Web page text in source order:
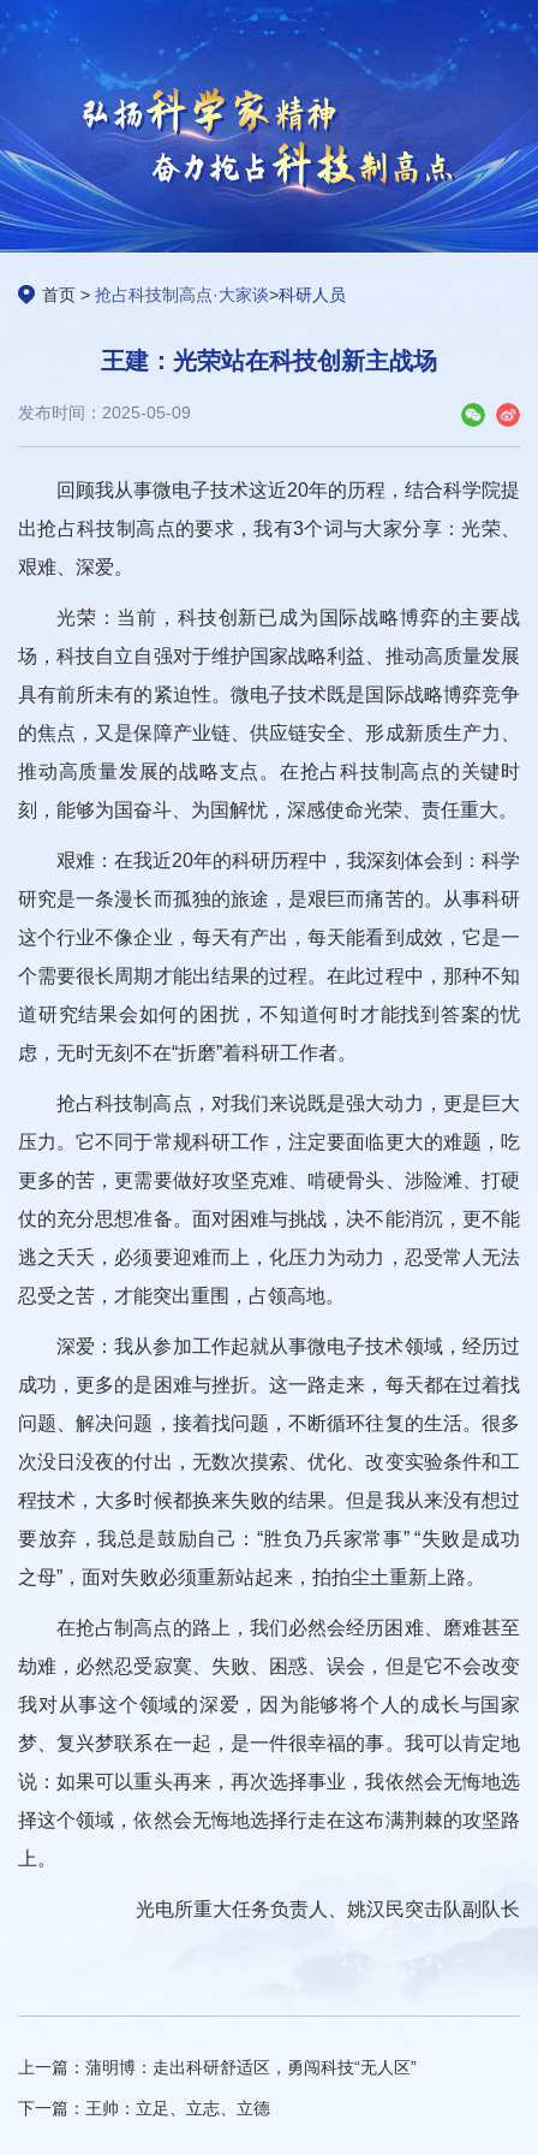
首页 > 抢占科技制高点·大家谈>科研人员
王建：光荣站在科技创新主战场
发布时间：2025-05-09
回顾我从事微电子技术这近20年的历程，结合科学院提
出抢占科技制高点的要求，我有3个词与大家分享：光荣、
艰难、深爱。
光荣：当前，科技创新已成为国际战略博弈的主要战
场，科技自立自强对于维护国家战略利益、推动高质量发展
具有前所未有的紧迫性。微电子技术既是国际战略博弈竞争
的焦点，又是保障产业链、供应链安全、形成新质生产力、
推动高质量发展的战略支点。在抢占科技制高点的关键时
刻，能够为国奋斗、为国解忧，深感使命光荣、责任重大。
艰难：在我近20年的科研历程中，我深刻体会到：科学
研究是一条漫长而孤独的旅途，是艰巨而痛苦的。从事科研
这个行业不像企业，每天有产出，每天能看到成效，它是一
个需要很长周期才能出结果的过程。在此过程中，那种不知
道研究结果会如何的困扰，不知道何时才能找到答案的忧
虑，无时无刻不在“折磨”着科研工作者。
抢占科技制高点，对我们来说既是强大动力，更是巨大
压力。它不同于常规科研工作，注定要面临更大的难题，吃
更多的苦，更需要做好攻坚克难、啃硬骨头、涉险滩、打硬
仗的充分思想准备。面对困难与挑战，决不能消沉，更不能
逃之夭夭，必须要迎难而上，化压力为动力，忍受常人无法
忍受之苦，才能突出重围，占领高地。
深爱：我从参加工作起就从事微电子技术领域，经历过
成功，更多的是困难与挫折。这一路走来，每天都在过着找
问题、解决问题，接着找问题，不断循环往复的生活。很多
次没日没夜的付出，无数次摸索、优化、改变实验条件和工
程技术，大多时候都换来失败的结果。但是我从来没有想过
要放弃，我总是鼓励自己：“胜负乃兵家常事” “失败是成功
之母”，面对失败必须重新站起来，拍拍尘土重新上路。
在抢占制高点的路上，我们必然会经历困难、磨难甚至
劫难，必然忍受寂寞、失败、困惑、误会，但是它不会改变
我对从事这个领域的深爱，因为能够将个人的成长与国家
梦、复兴梦联系在一起，是一件很幸福的事。我可以肯定地
说：如果可以重头再来，再次选择事业，我依然会无悔地选
择这个领域，依然会无悔地选择行走在这布满荆棘的攻坚路
上。
光电所重大任务负责人、姚汉民突击队副队长
上一篇： 蒲明博：走出科研舒适区，勇闯科技“无人区”
下一篇： 王帅：立足、立志、立德